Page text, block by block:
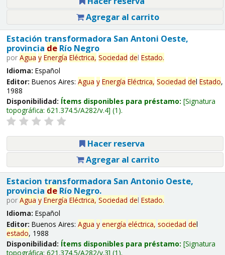
Agregar al carrito
Estación transformadora San Antoni Oeste,
provincia deRío Negro
por Agua y Energía Eléctrica, Sociedad del Estado.
Idioma: Español
Editor: Buenos Aires: Agua y Energía Eléctrica, Sociedad del Estado,
1988
Disponibilidad: Ítems disponibles para préstamo: Signatura
topográfica: 621.374.5/A282/v.4 (1).
Hacer reserva
Agregar al carrito
Estacion transformadora San Antonio Oeste,
provincia deRío Negro.
por Agua y Energía Eléctrica, Sociedad del Estado.
Idioma: Español
Editor: Buenos Aires: Agua y energía eléctrica, sociedad del
estado, 1988
Disponibilidad: Ítems disponibles para préstamo: Signatura
topográfica: 621.374.5/A282/v.3 (1).